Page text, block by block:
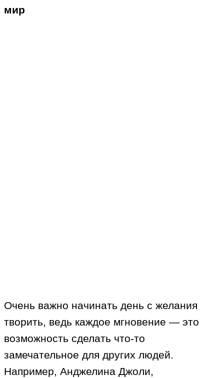
мир
Очень важно начинать день с желания
творить, ведь каждое мгновение — это
возможность сделать что-то
замечательное для других людей.
Например, Анджелина Джоли,